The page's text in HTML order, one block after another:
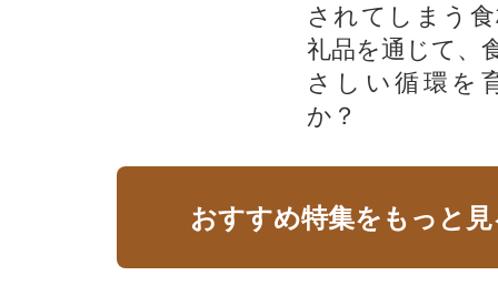
されてしまう
礼品を通じて、
さしい循環を
か？​
おすすめ特集をもっと